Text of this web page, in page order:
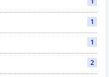
1
1
2